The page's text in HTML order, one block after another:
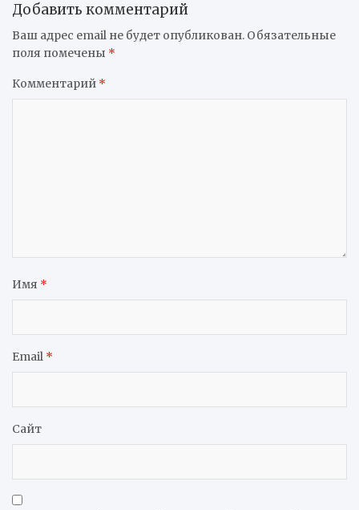
Добавить комментарий
Ваш адрес email не будет опубликован. Обязательные
поля помечены *
Комментарий *
Имя *
Email *
Сайт